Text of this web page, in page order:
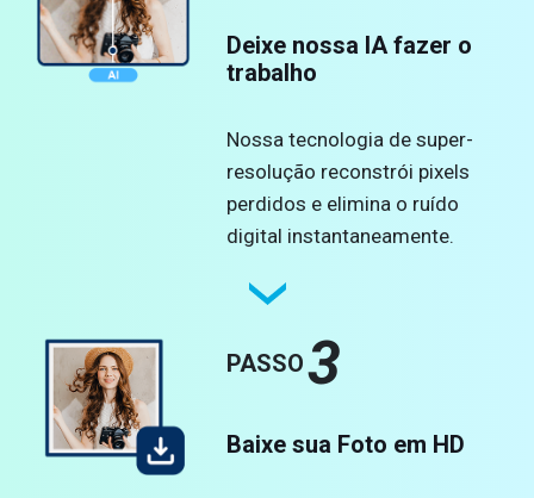
Deixe nossa IA fazer o
trabalho
Nossa tecnologia de super-
resolução reconstrói pixels
perdidos e elimina o ruído
digital instantaneamente.
PASSO3
Baixe sua Foto em HD